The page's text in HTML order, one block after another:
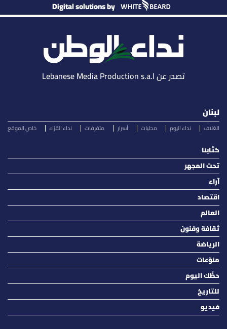
Digital solutions by
تصدر عن Lebanese Media Production s.a.l
لبنان
الغلاف نداء اليوم محليات أسرار متفرقات نداء القرّاء خاص الموقع
كتّابنا
تحت المجهر
آراء
اقتصاد
العالم
ثقافة وفنون
الرياضة
منوّعات
حظّك اليوم
للتاريخ
فيديو